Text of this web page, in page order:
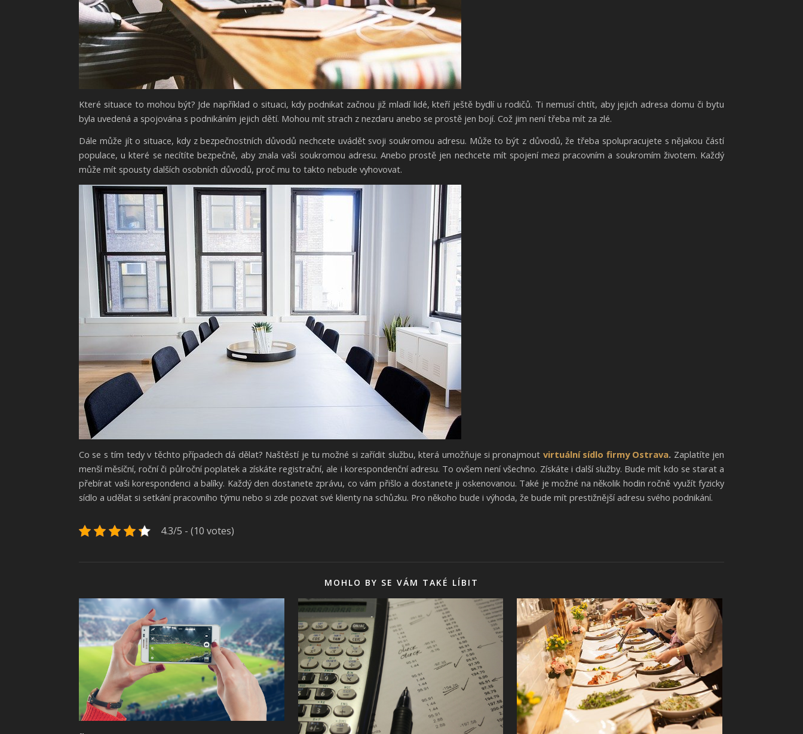
Které situace to mohou být? Jde například o situaci, kdy podnikat začnou již mladí lidé, kteří ještě bydlí u rodičů. Ti nemusí chtít, aby jejich adresa domu či bytu
byla uvedená a spojována s podnikáním jejich dětí. Mohou mít strach z nezdaru anebo se prostě jen bojí. Což jim není třeba mít za zlé.
Dále může jít o situace, kdy z bezpečnostních důvodů nechcete uvádět svoji soukromou adresu. Může to být z důvodů, že třeba spolupracujete s nějakou částí
populace, u které se necítíte bezpečně, aby znala vaši soukromou adresu. Anebo prostě jen nechcete mít spojení mezi pracovním a soukromím životem. Každý
může mít spousty dalších osobních důvodů, proč mu to takto nebude vyhovovat.
Co se s tím tedy v těchto případech dá dělat? Naštěstí je tu možné si zařídit službu, která umožňuje si pronajmout virtuální sídlo firmy Ostrava. Zaplatíte jen
menší měsíční, roční či půlroční poplatek a získáte registrační, ale i korespondenční adresu. To ovšem není všechno. Získáte i další služby. Bude mít kdo se starat a
přebírat vaši korespondenci a balíky. Každý den dostanete zprávu, co vám přišlo a dostanete ji oskenovanou. Také je možné na několik hodin ročně využít fyzicky
sídlo a udělat si setkání pracovního týmu nebo si zde pozvat své klienty na schůzku. Pro někoho bude i výhoda, že bude mít prestižnější adresu svého podnikání.
4.3/5 - (10 votes)
MOHLO BY SE VÁM TAKÉ LÍBIT